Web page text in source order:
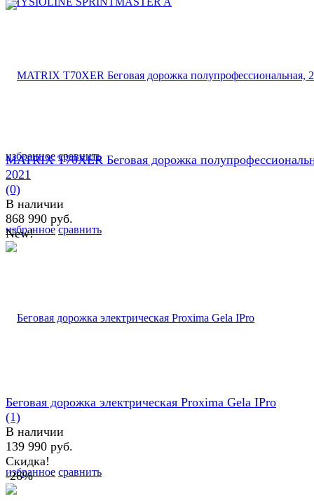
избранное сравнить
избранное сравнить
MATRIX T70XER Беговая дорожка
2021
(0)
В наличии
868 990 руб.
New!
избранное сравнить
Беговая дорожка электрическая Proxima Gela IPro
(1)
В наличии
139 990 руб.
Скидка!
-26%